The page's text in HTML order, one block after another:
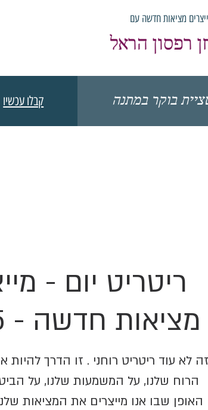
מציאות חדשה עם
רפסון הראל
קבלו עכשיו בוקר במתנה
ריטריט יום -
מציאות חדשה - 3.7.25
זה לא עוד ריטריט רוחני . זו הדרך
הרוח שלנו, על המשמעות שלנו, על
האופן שבו אנו מייצרים את המציאות